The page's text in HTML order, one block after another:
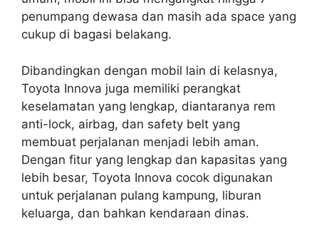
penumpang dewasa dan masih ada space yang
cukup di bagasi belakang.
Dibandingkan dengan mobil lain di kelasnya,
Toyota Innova juga memiliki perangkat
keselamatan yang lengkap, diantaranya rem
anti-lock, airbag, dan safety belt yang
membuat perjalanan menjadi lebih aman.
Dengan fitur yang lengkap dan kapasitas yang
lebih besar, Toyota Innova cocok digunakan
untuk perjalanan pulang kampung, liburan
keluarga, dan bahkan kendaraan dinas.